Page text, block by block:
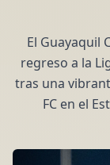
El Guayaquil
regreso a la
tras una
FC en el